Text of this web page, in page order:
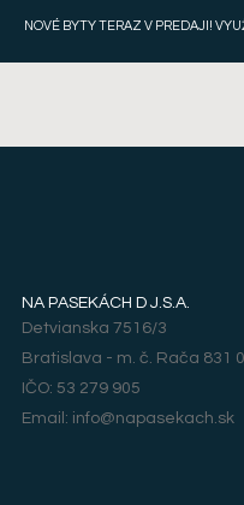
NOVÉ BYTY TERAZ V PREDAJI!
NA PASEKÁCH D J.S.A.
Detvianska 7516/3
Bratislava - m. č. Rača 831
IČO: 53 279 905
Email: info@napasekach.sk